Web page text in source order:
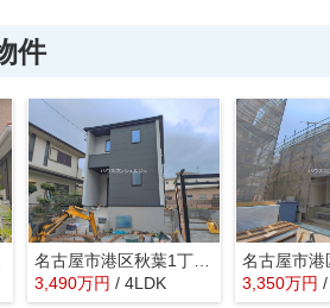
件
名古屋市港区秋葉1丁目130-231【仲介手数料無料】新築一戸建て 2号棟
3,490万円 / 4LDK 3,350万円